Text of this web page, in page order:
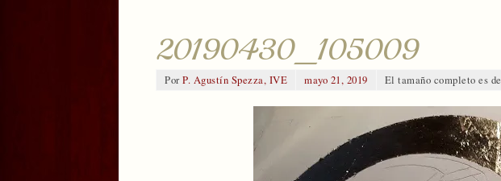
20190430_105009
PorP. Agustín Spezza, IVE mayo 21, 2019 El tamaño completo es de